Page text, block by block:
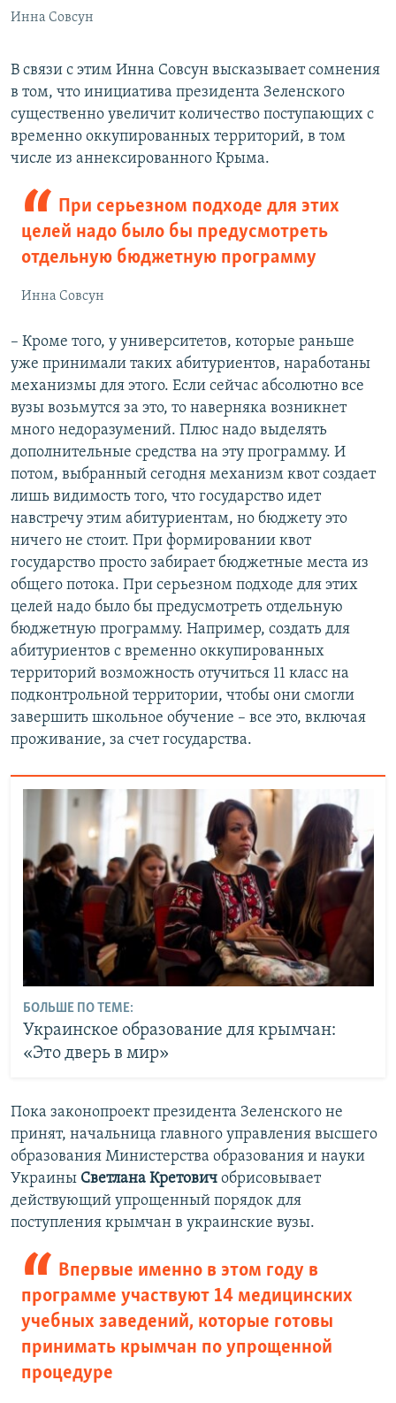
Инна Совсун
В связи с этим Инна Совсун высказывает сомнения
в том, что инициатива президента Зеленского
существенно увеличит количество поступающих с
временно оккупированных территорий, в том
числе из аннексированного Крыма.
При серьезном подходе для этих
целей надо было бы предусмотреть
отдельную бюджетную программу
Инна Совсун
– Кроме того, у университетов, которые раньше
уже принимали таких абитуриентов, наработаны
механизмы для этого. Если сейчас абсолютно все
вузы возьмутся за это, то наверняка возникнет
много недоразумений. Плюс надо выделять
дополнительные средства на эту программу. И
потом, выбранный сегодня механизм квот создает
лишь видимость того, что государство идет
навстречу этим абитуриентам, но бюджету это
ничего не стоит. При формировании квот
государство просто забирает бюджетные места из
общего потока. При серьезном подходе для этих
целей надо было бы предусмотреть отдельную
бюджетную программу. Например, создать для
абитуриентов с временно оккупированных
территорий возможность отучиться 11 класс на
подконтрольной территории, чтобы они смогли
завершить школьное обучение – все это, включая
проживание, за счет государства.
БОЛЬШЕ ПО ТЕМЕ:
Украинское образование для крымчан:
«Это дверь в мир»
Пока законопроект президента Зеленского не
принят, начальница главного управления высшего
образования Министерства образования и науки
Украины Светлана Кретович обрисовывает
действующий упрощенный порядок для
поступления крымчан в украинские вузы.
Впервые именно в этом году в
программе участвуют 14 медицинских
учебных заведений, которые готовы
принимать крымчан по упрощенной
процедуре